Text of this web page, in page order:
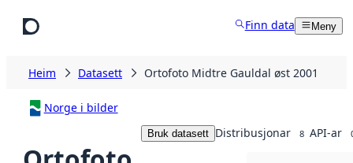
Finn data Meny
Heim Datasett Ortofoto Midtre Gauldal øst 2001
Norge i bilder
Bruk datasett Distribusjonar 8 API-ar